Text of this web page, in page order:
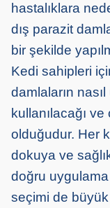
hastalıklara
dış parazit
bir şekilde
Kedi sahipleri
damlaların
kullanılacağı
olduğudur. Her
dokuya ve
doğru
seçimi de büyük